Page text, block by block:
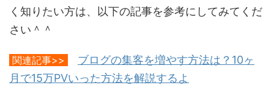
く知りたい方は、以下の記事を参考にしてみてくだ
さい＾＾
関連記事>>
ブログの集客を増やす方法は？10ヶ
月で15万PVいった方法を解説するよ